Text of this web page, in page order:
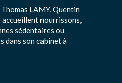
LAMY, Quentin
nourrissons,
sédentaires ou
dans son cabinet à